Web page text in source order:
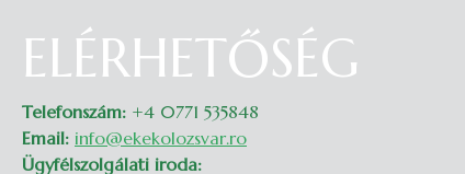
ELÉRHETŐSÉG
Telefonszám: +4 0771 535848
Email: info@ekekolozsvar.ro
Ügyfélszolgálati iroda: